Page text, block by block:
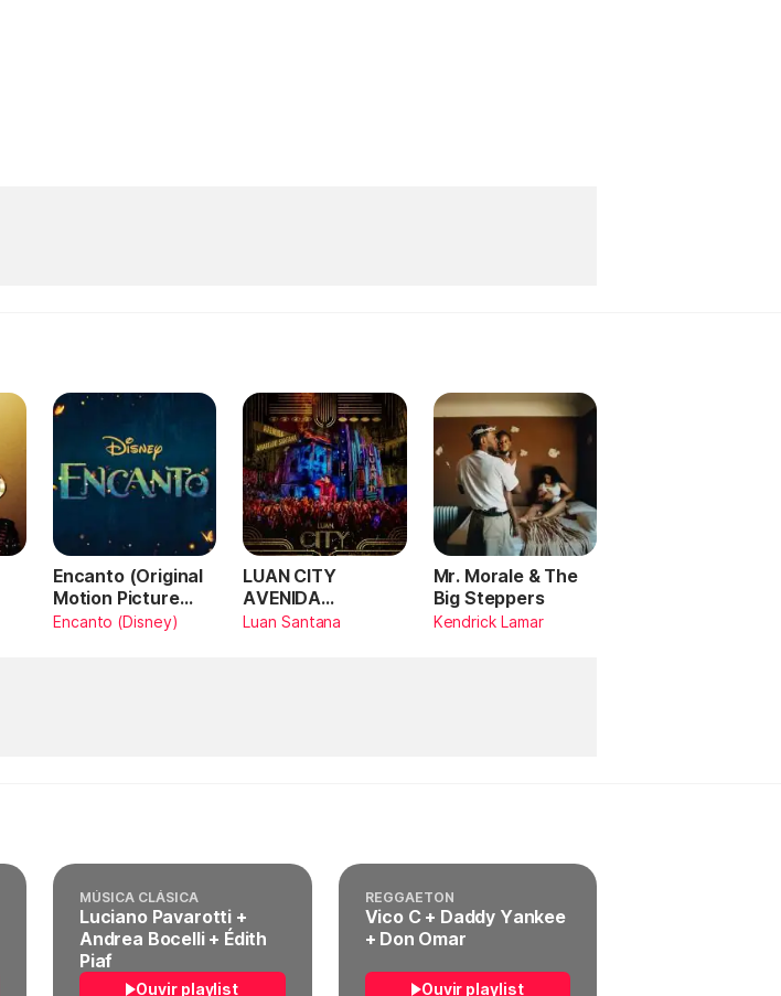
Encanto (Original
Motion Picture
Soundtrack)
Encanto (Disney)
LUAN CITY
AVENIDA
AMARILDO
Luan Santana
Mr. Morale & The
Big Steppers
Kendrick Lamar
MÚSICA CLÁSICA
Luciano Pavarotti +
Andrea Bocelli + Édith
Piaf
Ouvir playlist
REGGAETON
Vico C + Daddy Yankee
+ Don Omar
Ouvir playlist